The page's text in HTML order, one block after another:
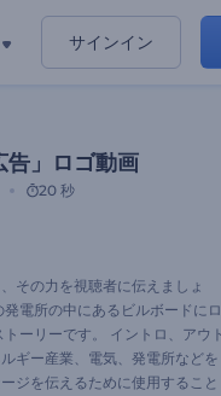
サインイン
告」ロゴ動画
20 秒
その力を視聴者に伝えましょ
電所の中にあるビルボードにロ
ーリーです。 イントロ、アウト
ギー産業、電気、発電所などを
ジを伝えるために使用すること